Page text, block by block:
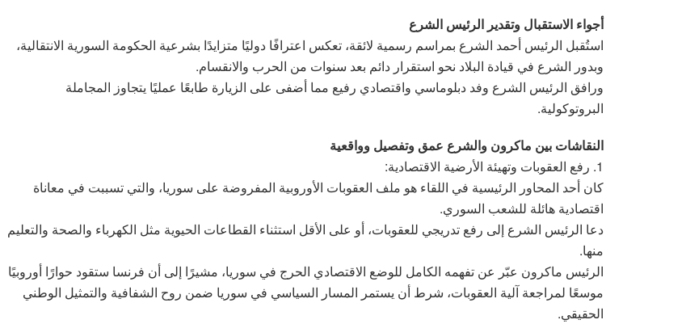
أجواء الاستقبال وتقدير الرئيس الشرع
استُقبل الرئيس أحمد الشرع بمراسم رسمية لائقة، تعكس اعترافًا دوليًا متزايدًا بشرعية الحكومة السورية الانتقالية،
وبدور الشرع في قيادة البلاد نحو استقرار دائم بعد سنوات من الحرب والانقسام.
ورافق الرئيس الشرع وفد دبلوماسي واقتصادي رفيع مما أضفى على الزيارة طابعًا عمليًا يتجاوز المجاملة
البروتوكولية.
النقاشات بين ماكرون والشرع عمق وتفصيل وواقعية
1. رفع العقوبات وتهيئة الأرضية الاقتصادية:
كان أحد المحاور الرئيسية في اللقاء هو ملف العقوبات الأوروبية المفروضة على سوريا، والتي تسببت في معاناة
اقتصادية هائلة للشعب السوري.
دعا الرئيس الشرع إلى رفع تدريجي للعقوبات، أو على الأقل استثناء القطاعات الحيوية مثل الكهرباء والصحة والتعليم
منها.
الرئيس ماكرون عبّر عن تفهمه الكامل للوضع الاقتصادي الحرج في سوريا، مشيرًا إلى أن فرنسا ستقود حوارًا أوروبيًا
موسعًا لمراجعة آلية العقوبات، شرط أن يستمر المسار السياسي في سوريا ضمن روح الشفافية والتمثيل الوطني
الحقيقي.